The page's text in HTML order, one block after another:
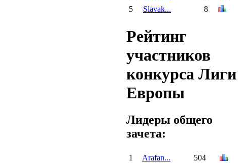
5
Slavak... 8
Рейтинг
участников
конкурса Лиги
Европы
Лидеры общего
зачета:
1 Arafan...
504